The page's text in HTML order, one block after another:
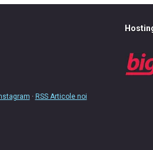
· RSS Articole noi